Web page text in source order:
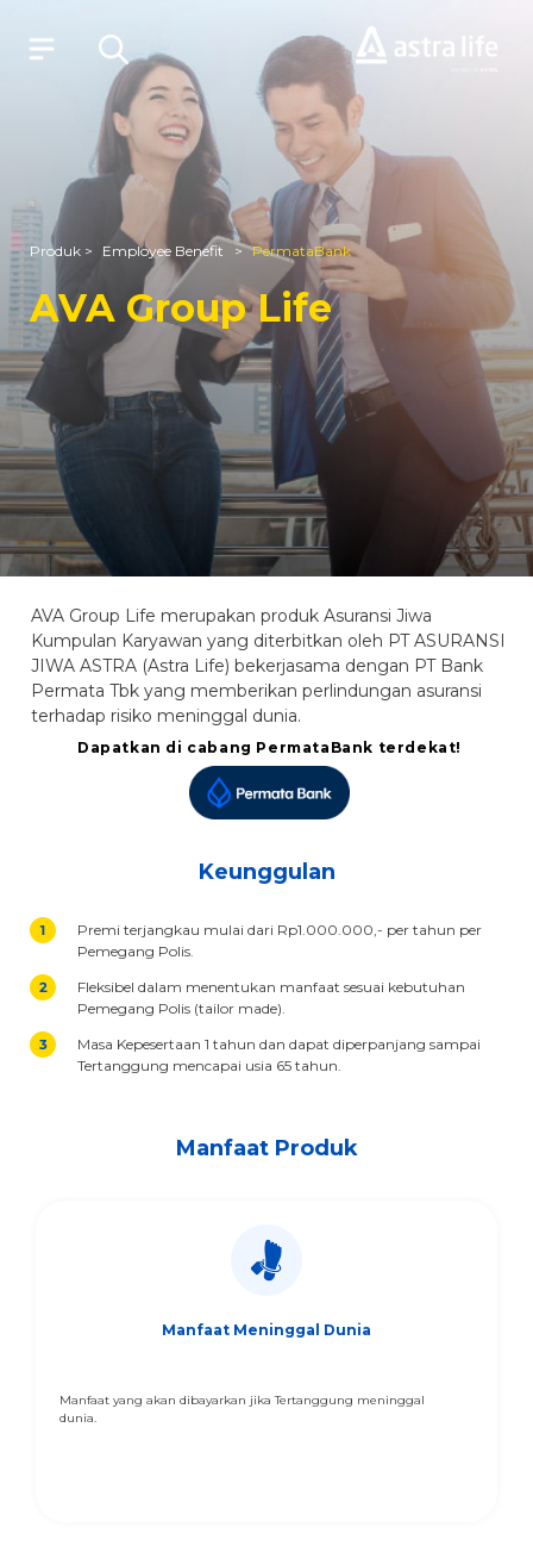
Produk
Layanan
Tentang Kami
Syariah
Beli Online
MyAstraLife
Produk > Employee Benefit > PermataBank
AVA Group Life
AVA Group Life merupakan produk Asuransi Jiwa
Kumpulan Karyawan yang diterbitkan oleh PT ASURANSI
JIWA ASTRA (Astra Life) bekerjasama dengan PT Bank
Permata Tbk yang memberikan perlindungan asuransi
terhadap risiko meninggal dunia.
Dapatkan di cabang PermataBank terdekat!
Keunggulan
Premi terjangkau mulai dari Rp1.000.000,- per tahun per
Pemegang Polis.
Fleksibel dalam menentukan manfaat sesuai kebutuhan
Pemegang Polis (tailor made).
Masa Kepesertaan 1 tahun dan dapat diperpanjang sampai
Tertanggung mencapai usia 65 tahun.
Manfaat Produk
Manfaat Meninggal Dunia
Manfaat yang akan dibayarkan jika Tertanggung meninggal
dunia.